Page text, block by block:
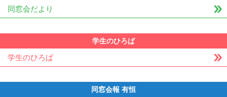
同窓会だより
学生のひろば
学生のひろば
同窓会報 有恒